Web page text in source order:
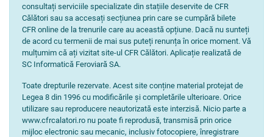
consultați serviciile specializate din stațiile deservite de CFR
Călători sau sa accesați secțiunea prin care se cumpără bilete
CFR online de la trenurile care au această opțiune. Dacă nu sunteți
de acord cu termenii de mai sus puteți renunța în orice moment. Vă
mulțumim că ați vizitat site-ul CFR Călători. Aplicație realizată de
SC Informatică Feroviară SA.
Toate drepturile rezervate. Acest site conține material protejat de
Legea 8 din 1996 cu modificările și completările ulterioare. Orice
utilizare sau reproducere neautorizată este interzisă. Nicio parte a
www.cfrcalatori.ro nu poate fi reprodusă, transmisă prin orice
mijloc electronic sau mecanic, inclusiv fotocopiere, înregistrare